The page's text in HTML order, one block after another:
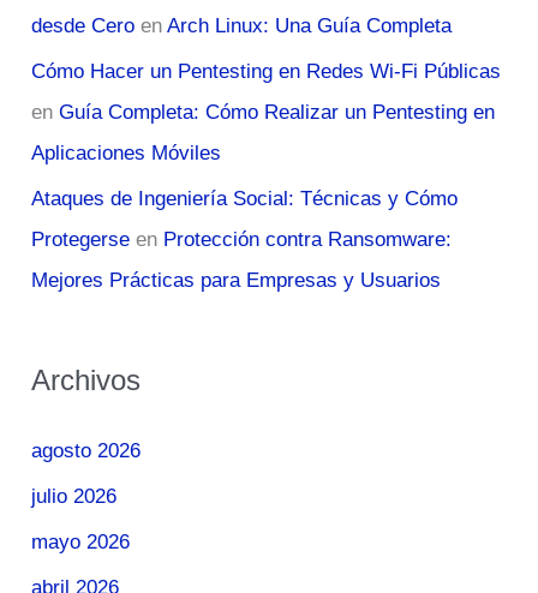
desde Cero enArch Linux: Una Guía Completa
Cómo Hacer un Pentesting en Redes Wi-Fi Públicas
enGuía Completa: Cómo Realizar un Pentesting en
Aplicaciones Móviles
Ataques de Ingeniería Social: Técnicas y Cómo
Protegerse en Protección contra Ransomware:
Mejores Prácticas para Empresas y Usuarios
Archivos
agosto 2026
julio 2026
mayo 2026
abril 2026